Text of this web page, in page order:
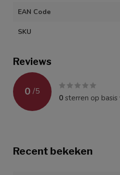
EAN Code
SKU
Reviews
0 /5
0sterren op basis
Recent bekeken